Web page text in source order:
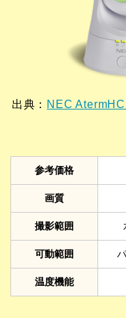
出典： NEC
参考価格
画質
撮影範囲
可動範囲
温度機能